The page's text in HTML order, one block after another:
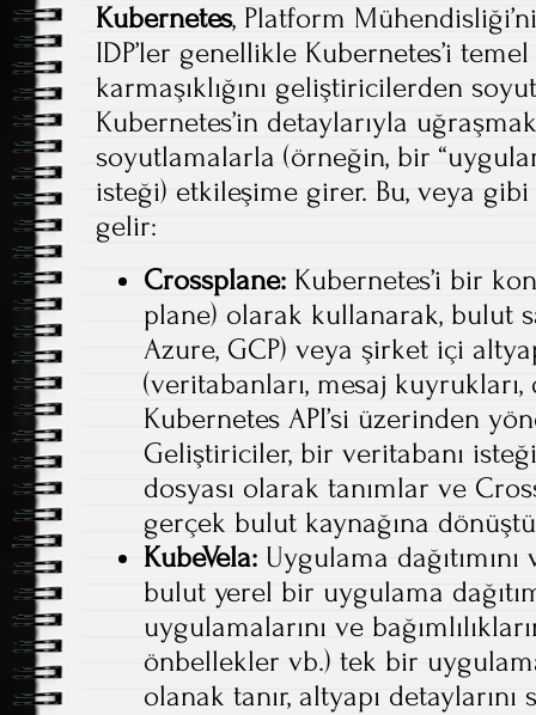
Kubernetes, Platform
IDP’ler genellikle Kubernetes’i
karmaşıklığını geliştiricilerden
Kubernetes’in detaylarıyla
soyutlamalarla (örneğin, bir
isteği) etkileşime girer. Bu, veya
gelir:
Crossplane: Kubernetes’i bir
plane) olarak kullanarak, bulut
Azure, GCP) veya şirket içi
(veritabanları, mesaj
Kubernetes API’si üzerinden
Geliştiriciler, bir veritabanı
dosyası olarak tanımlar ve
gerçek bulut kaynağına
KubeVela: Uygulama
bulut yerel bir uygulama
uygulamalarını ve
önbellekler vb.) tek bir
olanak tanır, altyapı detaylarını